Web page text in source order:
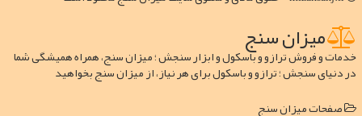
میزان سنج
خدمات و فروش ترازو و باسکول و ابزار سنجش ؛ میزان سنج، همراه همیشگی شما
در دنیای سنجش ؛ ترازو و باسکول برای هر نیاز، از میزان سنج بخواهید
صفحات میزان سنج